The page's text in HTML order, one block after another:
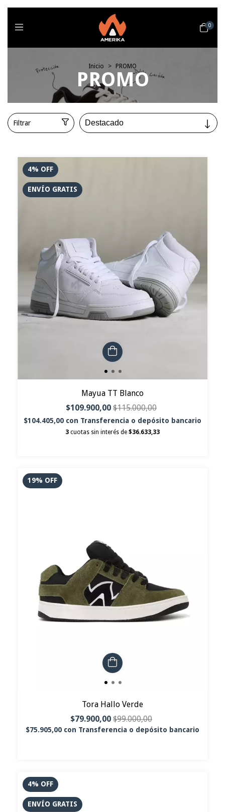
0
Inicio > PROMO
PROMO
Filtrar
4% OFF
ENVÍO GRATIS
Mayua TT Blanco
$109.900,00 $115.000,00
$104.405,00 con Transferencia o depósito bancario
3 cuotas sin interés de $36.633,33
19% OFF
Tora Hallo Verde
$79.900,00 $99.000,00
$75.905,00 con Transferencia o depósito bancario
4% OFF
ENVÍO GRATIS